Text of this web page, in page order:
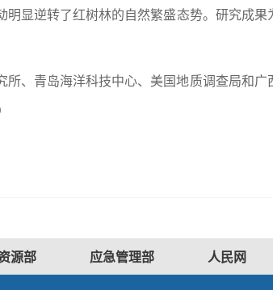
显逆转了红树林的自然繁盛态势。研究成果
、青岛海洋科技中心、美国地质调查局和
源部 应急管理部 人民网